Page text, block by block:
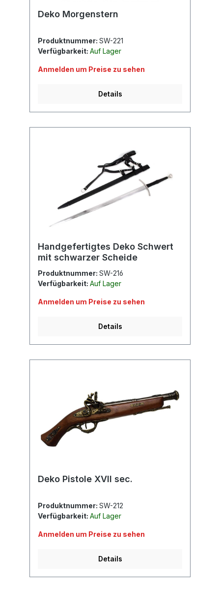
Deko Morgenstern
Produktnummer: SW-221
Verfügbarkeit: Auf Lager
Anmelden um Preise zu sehen
Details
Handgefertigtes Deko Schwert
mit schwarzer Scheide
Produktnummer: SW-216
Verfügbarkeit: Auf Lager
Anmelden um Preise zu sehen
Details
Deko Pistole XVII sec.
Produktnummer: SW-212
Verfügbarkeit: Auf Lager
Anmelden um Preise zu sehen
Details